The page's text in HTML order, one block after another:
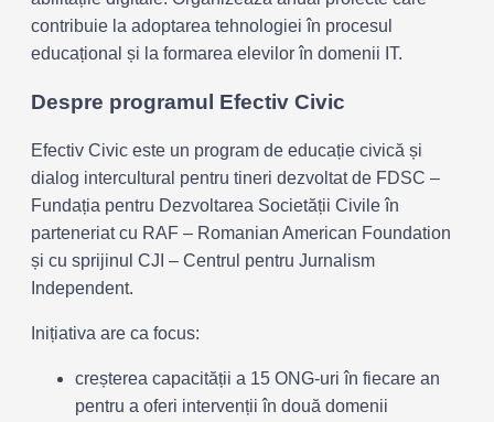
contribuie la adoptarea tehnologiei în procesul
educațional și la formarea elevilor în domenii IT.
Despre programul Efectiv Civic
Efectiv Civic este un program de educație civică și
dialog intercultural pentru tineri dezvoltat de FDSC –
Fundația pentru Dezvoltarea Societății Civile în
parteneriat cu RAF – Romanian American Foundation
și cu sprijinul CJI – Centrul pentru Jurnalism
Independent.
Inițiativa are ca focus:
creșterea capacității a 15 ONG-uri în fiecare an
pentru a oferi intervenții în două domenii